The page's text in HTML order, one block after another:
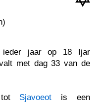
jaar op 18 Ijar
met dag 33 van de
Sjavoeot is een